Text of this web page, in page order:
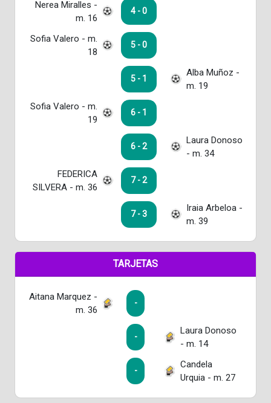
Nerea Miralles -
m. 16
4 - 0
Sofia Valero - m.
18
5 - 0
5 - 1
Alba Muñoz -
m. 19
Sofia Valero - m.
19
6 - 1
6 - 2
Laura Donoso
- m. 34
FEDERICA
SILVERA - m. 36
7 - 2
7 - 3
Iraia Arbeloa -
m. 39
TARJETAS
Aitana Marquez -
m. 36
-
-
Laura Donoso
- m. 14
-
Candela
Urquia - m. 27